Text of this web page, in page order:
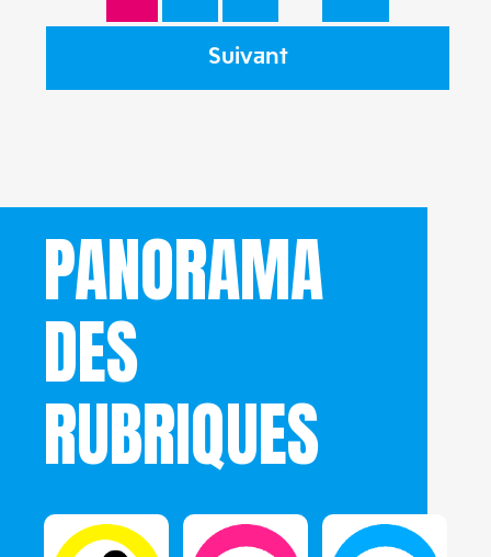
Suivant
PANORAMA
DES
RUBRIQUES